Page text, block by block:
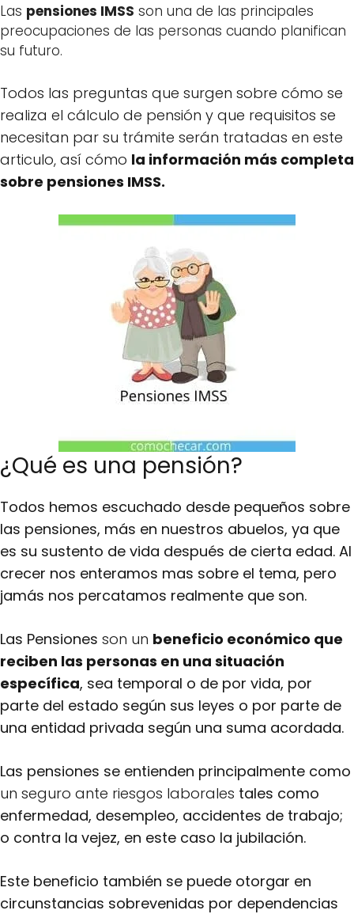
Las pensiones IMSS son una de las principales
preocupaciones de las personas cuando planifican
su futuro.
Todos las preguntas que surgen sobre cómo se
realiza el cálculo de pensión y que requisitos se
necesitan par su trámite serán tratadas en este
articulo, así cómo la información más completa
sobre pensiones IMSS.
¿Qué es una pensión?
Todos hemos escuchado desde pequeños sobre
las pensiones, más en nuestros abuelos, ya que
es su sustento de vida después de cierta edad. Al
crecer nos enteramos mas sobre el tema, pero
jamás nos percatamos realmente que son.
Las Pensiones son un beneficio económico que
reciben las personas en una situación
específica, sea temporal o de por vida, por
parte del estado según sus leyes o por parte de
una entidad privada según una suma acordada.
Las pensiones se entienden principalmente como
un seguro ante riesgos laborales tales como
enfermedad, desempleo, accidentes de trabajo;
o contra la vejez, en este caso la jubilación.
Este beneficio también se puede otorgar en
circunstancias sobrevenidas por dependencias